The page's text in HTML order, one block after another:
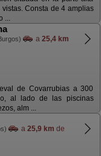
Consta de 4 amplias
...
a 25,4 km
de Covarrubias a 300
al lado de las piscinas
alm ...
a 25,9 km de